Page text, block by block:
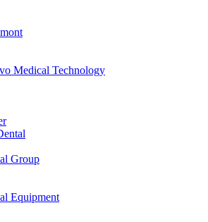
Medical Technology
Group
Equipment